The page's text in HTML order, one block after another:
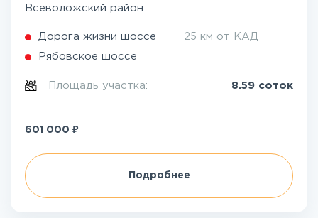
Всеволожский район
Дорога жизни шоссе 25 км от КАД
Рябовское шоссе
Площадь участка: 8.59 соток
601 000 ₽
Подробнее